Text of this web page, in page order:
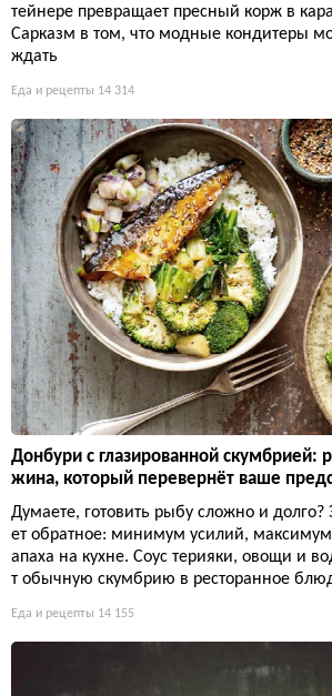
тейнере превращает пресный корж в
Сарказм в том, что модные кондитеры
ждать
Еда и рецепты 14 314
Донбури с глазированной скумбрией:
жина, который перевернёт ваше
Думаете, готовить рыбу сложно и
ет обратное: минимум усилий, максимум
апаха на кухне. Соус терияки, овощи и
т обычную скумбрию в ресторанное
Еда и рецепты 14 155